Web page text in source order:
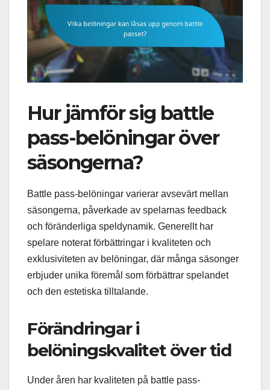
Hur jämför sig battle
pass-belöningar över
säsongerna?
Battle pass-belöningar varierar avsevärt mellan
säsongerna, påverkade av spelarnas feedback
och föränderliga speldynamik. Generellt har
spelare noterat förbättringar i kvaliteten och
exklusiviteten av belöningar, där många säsonger
erbjuder unika föremål som förbättrar spelandet
och den estetiska tilltalande.
Förändringar i
belöningskvalitet över tid
Under åren har kvaliteten på battle pass-